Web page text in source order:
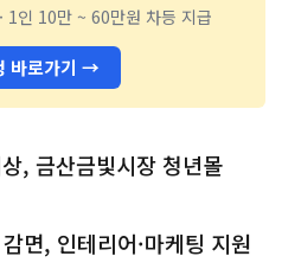
1인 10만 ~ 60만원 차등 지급
바로가기 →
, 금산금빛시장 청년몰
면, 인테리어·마케팅 지원